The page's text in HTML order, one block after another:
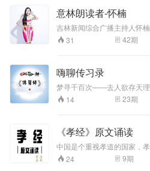
是据传闻而写成，不尽可靠。
题史实的记载；“谟”是记君臣
导君主的话；“诰”是勉励的文
士众的誓词；“命”是君主的命
目，在历史上很有影响。 《
点。《尚书》 最引人注目的
观念解释历史兴亡，以为现实提供
家心法。
士比亚在近现代中国从社会
探究两个不同层面被接受的方
进而阐释近现代中国接受外来
律及其意义。
意林朗读者-怀楠
吉林新闻综合广播主持人怀楠
读有声故事。
31 42期
嗨聊传习录
梦寻千百次——去人欲存天
觅那心体光明； 知行合一，
事？ 「心外无物」的认识虽
言，读懂人生百味…… 来听
趣的“嗨聊”传习录！
14 23期
《孝经》原文诵读
中国是个重视孝道的国家，
德。《孝经》则是讨论孝道
所作。 《孝经》，以孝为中心，为历代儒客尊
24 9期